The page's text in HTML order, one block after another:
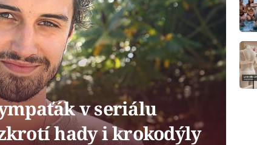
v seriálu
hady i krokodýly